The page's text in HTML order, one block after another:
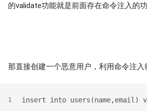
的validate功能就是前面存在命令注入的功
那直接创建一个恶意用户，利用命令注入
1 insert into users(name,email)